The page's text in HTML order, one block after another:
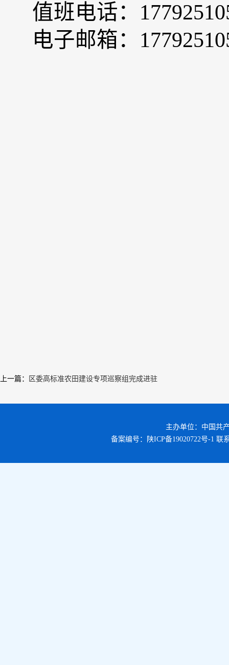
值班电话：
电子邮箱：
上一篇 ： 区委高标准农田建设专项巡察组完成进驻
主办单位：中国共
备案编号：
陕ICP备19020722号-1 联